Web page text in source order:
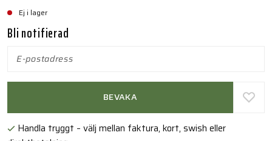
Ej i lager
Bli notifierad
BEVAKA
Handla tryggt – välj mellan faktura, kort, swish eller